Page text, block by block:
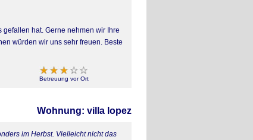
hat. Gerne nehmen wir Ihre
würden wir uns sehr freuen. Beste
Betreuung vor Ort
Wohnung: villa lopez
im Herbst. Vielleicht nicht das